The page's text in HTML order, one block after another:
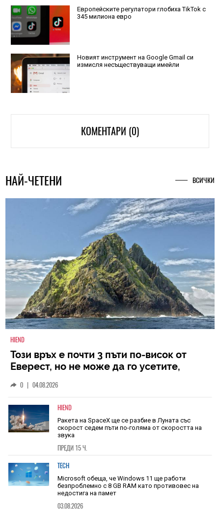
Европейските регулатори глобиха TikTok с
345 милиона евро
Новият инструмент на Google Gmail си
измисля несъществуващи имейли
КОМЕНТАРИ (0)
НАЙ-ЧЕТЕНИ ВСИЧКИ
HIEND
Този връх е почти 3 пъти по-висок от
Еверест, но не може да го усетите,
0 | 04.08.2026
HIEND
Ракета на SpaceX ще се разбие в Луната със
скорост седем пъти по-голяма от скоростта на
звука
ПРЕДИ 15 Ч.
TECH
Microsoft обеща, че Windows 11 ще работи
безпроблемно с 8 GB RAM като противовес на
недостига на памет
03.08.2026